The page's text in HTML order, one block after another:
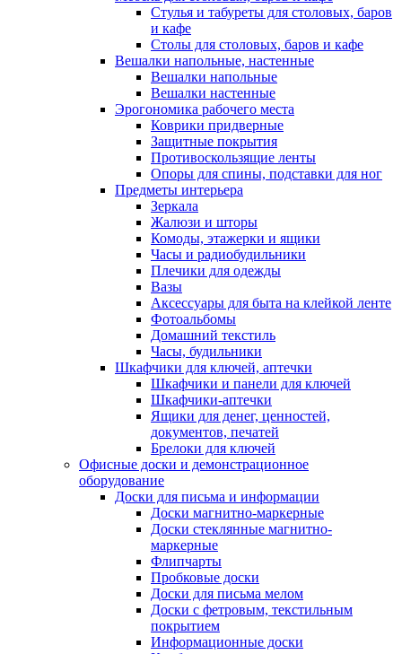
Стулья и табуреты для столовых, баров
и кафе
Столы для столовых, баров и кафе
Вешалки напольные, настенные
Вешалки напольные
Вешалки настенные
Эрогономика рабочего места
Коврики придверные
Защитные покрытия
Противоскользящие ленты
Опоры для спины, подставки для ног
Предметы интерьера
Зеркала
Жалюзи и шторы
Комоды, этажерки и ящики
Часы и радиобудильники
Плечики для одежды
Вазы
Аксессуары для быта на клейкой ленте
Фотоальбомы
Домашний текстиль
Часы, будильники
Шкафчики для ключей, аптечки
Шкафчики и панели для ключей
Шкафчики-аптечки
Ящики для денег, ценностей,
документов, печатей
Брелоки для ключей
Офисные доски и демонстрационное
оборудование
Доски для письма и информации
Доски магнитно-маркерные
Доски стеклянные магнитно-
маркерные
Флипчарты
Пробковые доски
Доски для письма мелом
Доски с фетровым, текстильным
покрытием
Информационные доски